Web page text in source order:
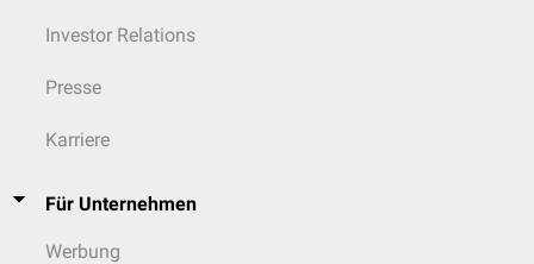
Investor Relations
Presse
Karriere
Für Unternehmen
Werbung